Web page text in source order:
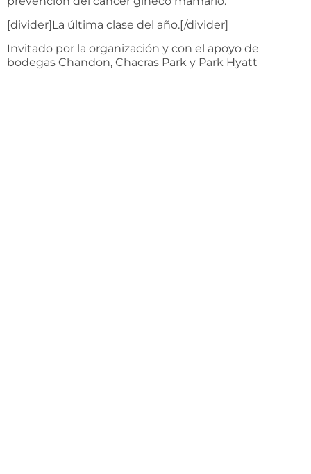
[divider]La última clase del año.[/divider]
Invitado por la organización y con el apoyo de
bodegas Chandon, Chacras Park y Park Hyatt